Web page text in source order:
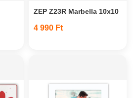
ZEP Z23R Marbella 10x10
4 990 Ft